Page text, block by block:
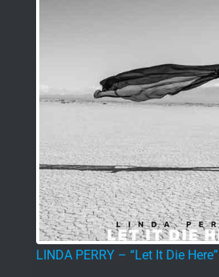
LINDA PERRY – “Let It Die Here”